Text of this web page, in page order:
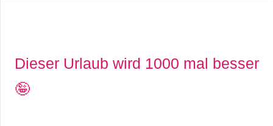
Dieser Urlaub wird 1000 mal besser
🤪